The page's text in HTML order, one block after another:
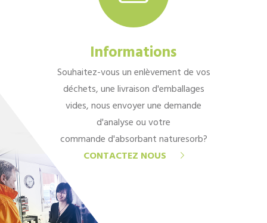
Informations
Souhaitez-vous un enlèvement de vos
déchets, une livraison d'emballages
vides, nous envoyer une demande
d'analyse ou votre
commande d'absorbant naturesorb?
CONTACTEZ NOUS